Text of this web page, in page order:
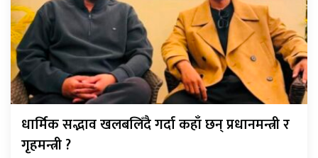
धार्मिक सद्भाव खलबलिँदै गर्दा कहाँ छन् प्रधानमन्त्री र
गृहमन्त्री ?